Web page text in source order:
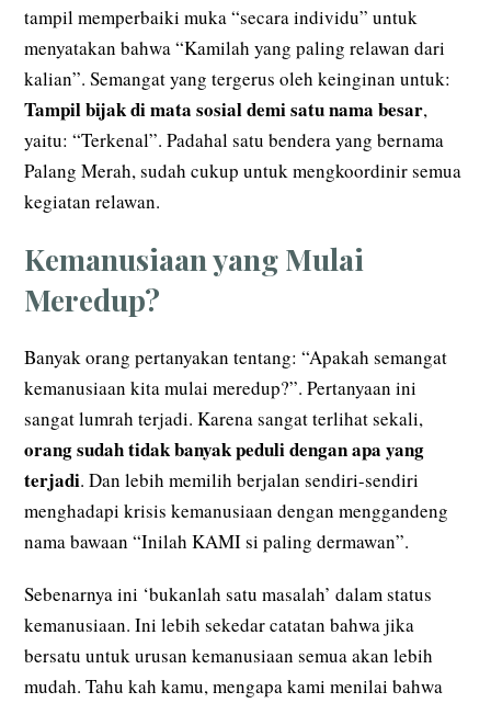
tampil memperbaiki muka “secara individu” untuk
menyatakan bahwa “Kamilah yang paling relawan dari
kalian”. Semangat yang tergerus oleh keinginan untuk:
Tampil bijak di mata sosial demi satu nama besar,
yaitu: “Terkenal”. Padahal satu bendera yang bernama
Palang Merah, sudah cukup untuk mengkoordinir semua
kegiatan relawan.
Kemanusiaan yang Mulai
Meredup?
Banyak orang pertanyakan tentang: “Apakah semangat
kemanusiaan kita mulai meredup?”. Pertanyaan ini
sangat lumrah terjadi. Karena sangat terlihat sekali,
orang sudah tidak banyak peduli dengan apa yang
terjadi. Dan lebih memilih berjalan sendiri-sendiri
menghadapi krisis kemanusiaan dengan menggandeng
nama bawaan “Inilah KAMI si paling dermawan”.
Sebenarnya ini ‘bukanlah satu masalah’ dalam status
kemanusiaan. Ini lebih sekedar catatan bahwa jika
bersatu untuk urusan kemanusiaan semua akan lebih
mudah. Tahu kah kamu, mengapa kami menilai bahwa